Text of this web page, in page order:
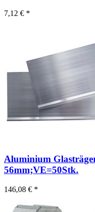
7,12 € *
Aluminium
56mm;VE=50Stk.
146,08 € *